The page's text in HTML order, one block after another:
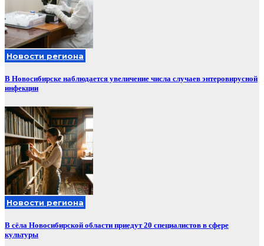
Новости региона
В Новосибирске наблюдается увеличение числа случаев энтеровирусной
инфекции
Новости региона
В сёла Новосибирской области приедут 20 специалистов в сфере
культуры